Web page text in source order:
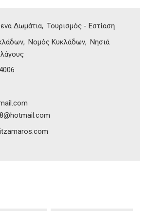
Δωμάτια Τουρισμός - Εστίαση
Νομός Κυκλάδων Νησιά